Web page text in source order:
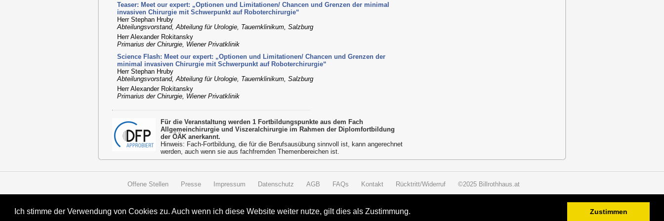
Ich stimme der Verwendung von Cookies zu. Auch wenn ich diese Website weiter nutze, gilt dies als Zustimmung. Zustimmen
Teaser: Meet our expert: „Optionen und Limitationen/ Chancen und Grenzen der minimal
invasiven Chirurgie mit Schwerpunkt auf Roboterchirurgie“
Herr Stephan Hruby
Abteilungsvorstand, Abteilung für Urologie, Tauernklinikum, Salzburg
Herr Alexander Rokitansky
Primarius der Chirurgie, Wiener Privatklinik
Science Flash: Meet our expert: „Optionen und Limitationen/ Chancen und Grenzen der
minimal invasiven Chirurgie mit Schwerpunkt auf Roboterchirurgie“
Herr Stephan Hruby
Abteilungsvorstand, Abteilung für Urologie, Tauernklinikum, Salzburg
Herr Alexander Rokitansky
Primarius der Chirurgie, Wiener Privatklinik
Für die Veranstaltung werden 1 Fortbildungspunkte aus dem Fach
Allgemeinchirurgie und Viszeralchirurgie im Rahmen der Diplomfortbildung
der ÖÄK anerkannt.
Hinweis: Fach-Fortbildung, die für die Berufsausübung sinnvoll ist, kann angerechnet
werden, auch wenn sie aus fachfremden Themenbereichen ist.
Offene Stellen Presse Impressum Datenschutz AGB FAQs Kontakt Rücktritt/Widerruf ©2025 Billrothhaus.at